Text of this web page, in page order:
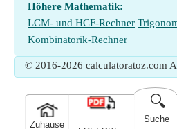
Höhere Mathematik:
LCM- und HCF-Rechner
Kombinatorik-Rechner
© 2016-2026 calculatoratoz.com A
Zuhause
🔍
Suche